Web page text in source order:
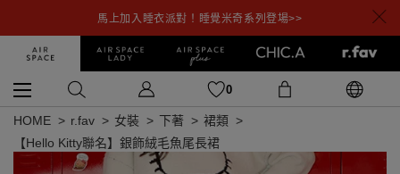
馬上加入睡衣派對！睡覺米奇系列登場>>
0
HOME r.fav 女裝 下著
裙類
【Hello Kitty聯名】銀飾絨毛魚尾長裙